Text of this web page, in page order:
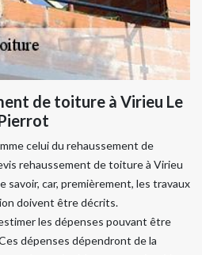
de toiture à Virieu Le
celui du rehaussement de
rehaussement de toiture à Virieu
car, premièrement, les travaux
doivent être décrits.
les dépenses pouvant être
dépenses dépendront de la